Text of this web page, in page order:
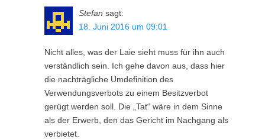
Stefan sagt:
18. Juni 2016 um 09:01
Nicht alles, was der Laie sieht muss für ihn auch
verständlich sein. Ich gehe davon aus, dass hier
die nachträgliche Umdefinition des
Verwendungsverbots zu einem Besitzverbot
gerügt werden soll. Die „Tat“ wäre in dem Sinne
als der Erwerb, den das Gericht im Nachgang als
verbietet.